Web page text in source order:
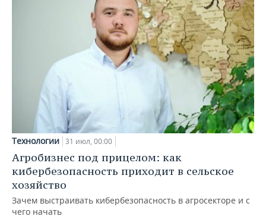
Технологии 31 июл, 00:00
Агробизнес под прицелом: как
кибербезопасность приходит в сельское
хозяйство
Зачем выстраивать кибербезопасность в агросекторе и с
чего начать